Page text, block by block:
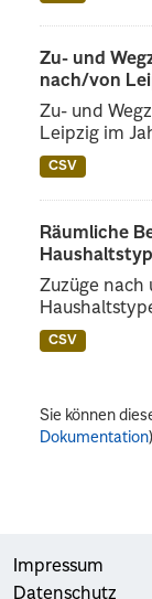
Zu- und
nach/von
Zu- und
Leipzig im
CSV
Räumliche
Zuzüge nach
CSV
Sie können
Dokumentation
Impressum
Datenschutz